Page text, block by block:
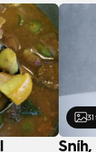
31